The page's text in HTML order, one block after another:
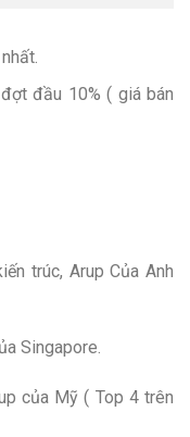
đầu 10% ( giá bán
trúc, Arup Của Anh
Singapore.
của Mỹ ( Top 4 trên